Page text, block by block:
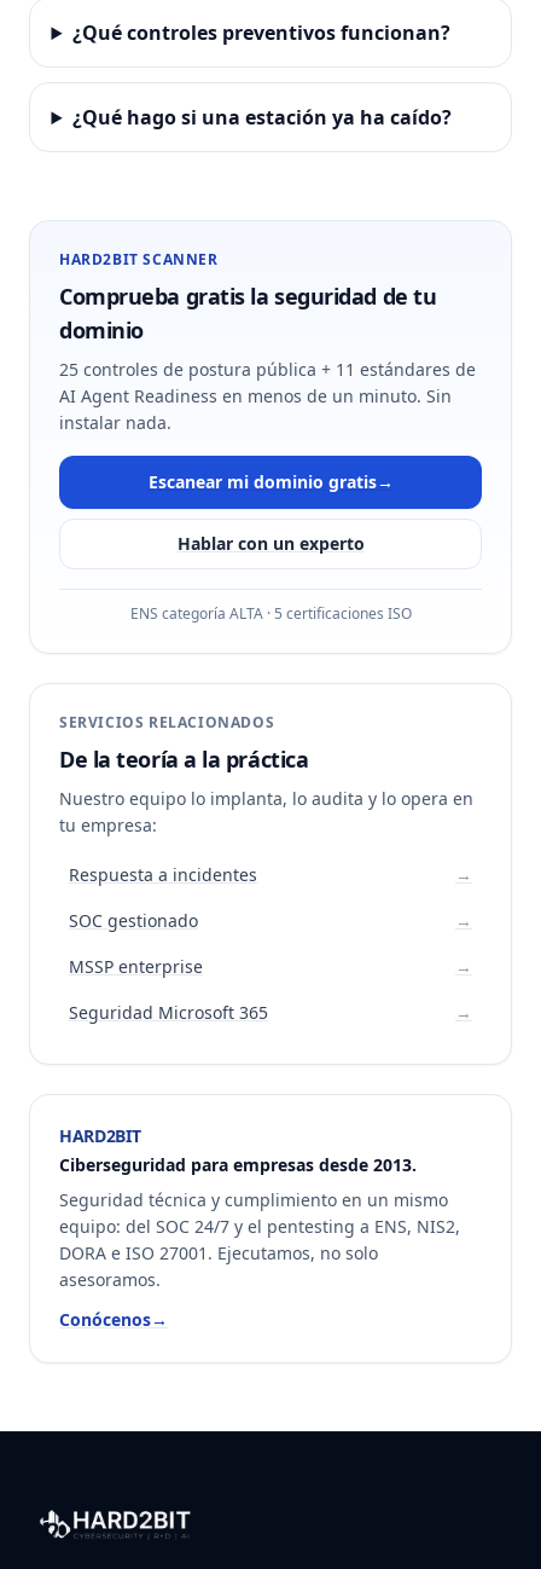
¿Qué controles preventivos funcionan?
¿Qué hago si una estación ya ha caído?
HARD2BIT SCANNER
Comprueba gratis la seguridad de tu
dominio
25 controles de postura pública + 11 estándares de
AI Agent Readiness en menos de un minuto. Sin
instalar nada.
Escanear mi dominio gratis→
Hablar con un experto
ENS categoría ALTA · 5 certificaciones ISO
SERVICIOS RELACIONADOS
De la teoría a la práctica
Nuestro equipo lo implanta, lo audita y lo opera en
tu empresa:
Respuesta a incidentes
→
SOC gestionado
→
MSSP enterprise
→
Seguridad Microsoft 365
→
HARD2BIT
Ciberseguridad para empresas desde 2013.
Seguridad técnica y cumplimiento en un mismo
equipo: del SOC 24/7 y el pentesting a ENS, NIS2,
DORA e ISO 27001. Ejecutamos, no solo
asesoramos.
Conócenos→